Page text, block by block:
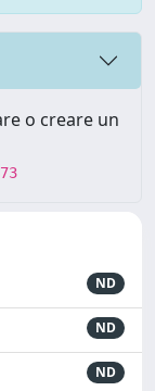
o creare un
ND
ND
ND